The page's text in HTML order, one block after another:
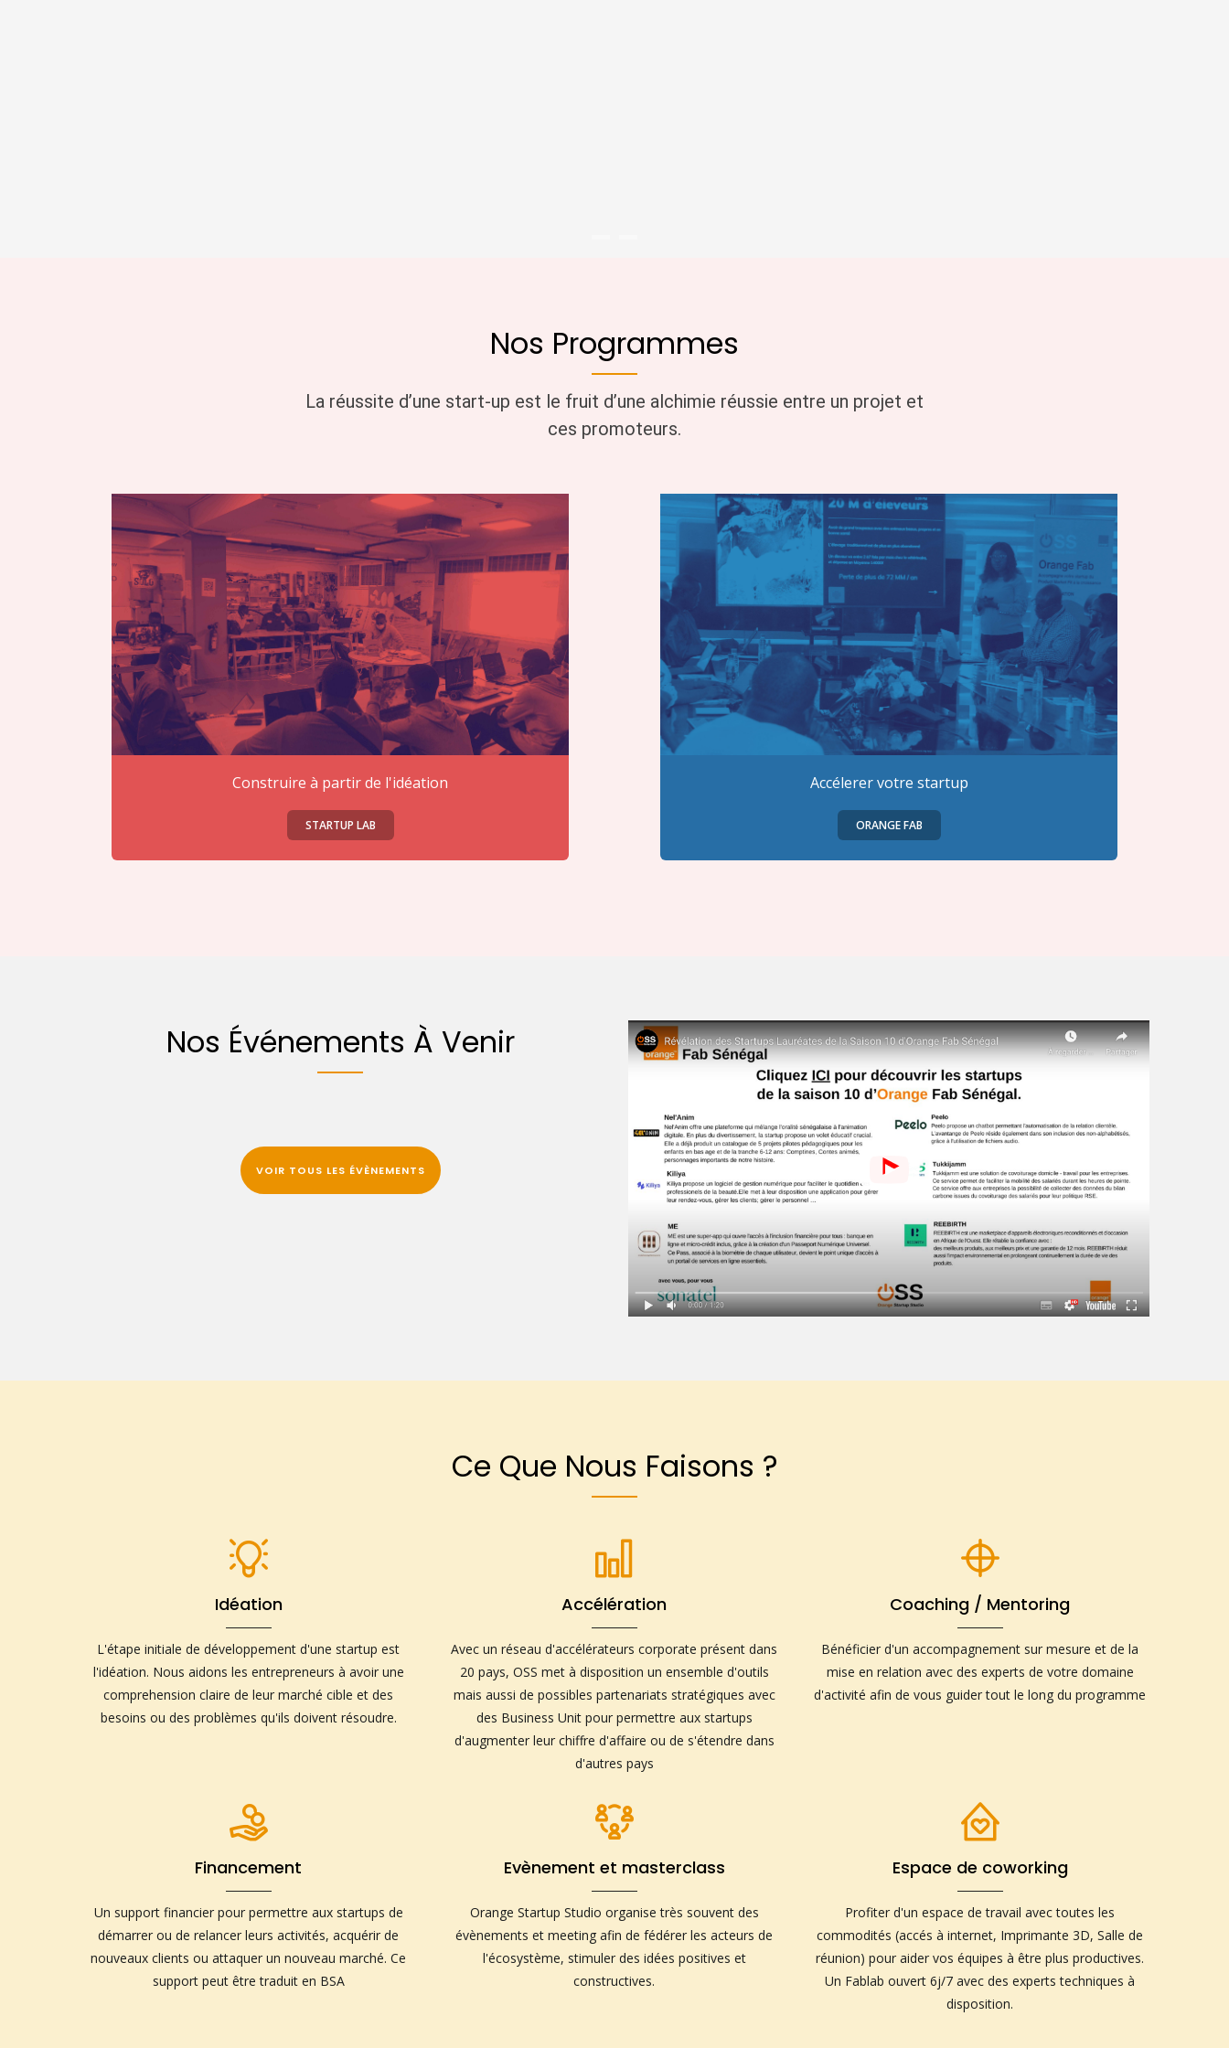
Nos Programmes
La réussite d’une start-up est le fruit d’une alchimie réussie entre un projet et
ces promoteurs.
Construire à partir de l'idéation
STARTUP LAB
Accélerer votre startup
ORANGE FAB
Nos Événements À Venir
VOIR TOUS LES ÉVÈNEMENTS
Ce Que Nous Faisons ?
Idéation
L'étape initiale de développement d'une startup est
l'idéation. Nous aidons les entrepreneurs à avoir une
comprehension claire de leur marché cible et des
besoins ou des problèmes qu'ils doivent résoudre.
Accélération
Avec un réseau d'accélérateurs corporate présent dans
20 pays, OSS met à disposition un ensemble d'outils
mais aussi de possibles partenariats stratégiques avec
des Business Unit pour permettre aux startups
d'augmenter leur chiffre d'affaire ou de s'étendre dans
d'autres pays
Coaching / Mentoring
Bénéficier d'un accompagnement sur mesure et de la
mise en relation avec des experts de votre domaine
d'activité afin de vous guider tout le long du programme
Financement
Un support financier pour permettre aux startups de
démarrer ou de relancer leurs activités, acquérir de
nouveaux clients ou attaquer un nouveau marché. Ce
support peut être traduit en BSA
Evènement et masterclass
Orange Startup Studio organise très souvent des
évènements et meeting afin de fédérer les acteurs de
l'écosystème, stimuler des idées positives et
constructives.
Espace de coworking
Profiter d'un espace de travail avec toutes les
commodités (accés à internet, Imprimante 3D, Salle de
réunion) pour aider vos équipes à être plus productives.
Un Fablab ouvert 6j/7 avec des experts techniques à
disposition.